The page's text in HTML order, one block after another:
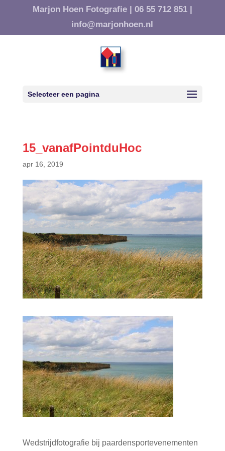
Marjon Hoen Fotografie | 06 55 712 851 |
info@marjonhoen.nl
Selecteer een pagina
15_vanafPointduHoc
apr 16, 2019
Wedstrijdfotografie bij paardensportevenementen